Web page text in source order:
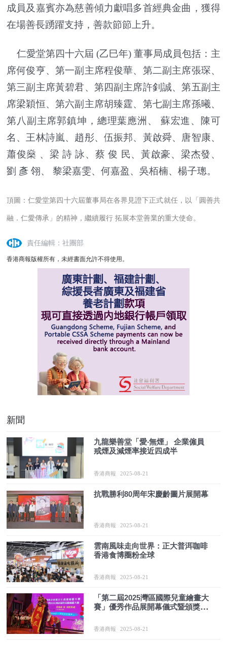
成員及嘉賓亦為慈善傾力獻唱多首經典金曲，獲得
在場善長踴躍支持，善款節節上升。
仁愛堂第四十六屆 (乙巳年) 董事局成員包括： 主
席何俊亨、 第一副主席程俊華、 第二副主席張琛、
第三副主席黃碧君、 第四副主席許釗誠、第五副主
席梁穎恒、 第六副主席胡臻霆、 第七副主席孫曦、
第八副主席郭鎮坤 ， 總理葉應洲、 蘇宏進、陳可
名、王林詩嵐、趙彤、伍振邦、黃啟舜、唐智康、
蕭俊燊 、梁 詩 詠、蔡 俊 民、黃啟豪、梁杰發、
劉 彥 翎、 黎梁嘉雯、何嘉盈、吳栢楠、楊子璁。
頂圖：仁愛堂第四十六屆董事局在各界見證下正式就任，以「圓善共
融．仁愛傳承」的精神，繼續履行 拓展本堂善業的重大使命。
責任編輯：社團部
香港商報版權所有，未經書面允許不得使用。
新聞
九龍樂善堂「愛‧無煙」 企業僱員
戒煙及減煙率接近四成半
香港商報 2025-08-21
抗戰勝利80周年宋慶齡圖片展開幕
香港商報 2025-08-21
雲南風味走向世界：正大普洱咖啡
香港食博圈粉全球
香港商報 2025-08-21
「第二屆2025灣區國際兒童繪畫大
賽」優秀作品展開幕儀式暨頒獎典
香港商報 2025-08-21